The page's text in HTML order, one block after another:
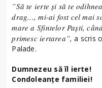
”Să te ierte și să te
drag..., mi-ai fost cel mai
mare a Sfintelor Paști,
primesc iertarea”,a scris
Palade.
Dumnezeu să îl ierte!
Condoleanțe familiei!